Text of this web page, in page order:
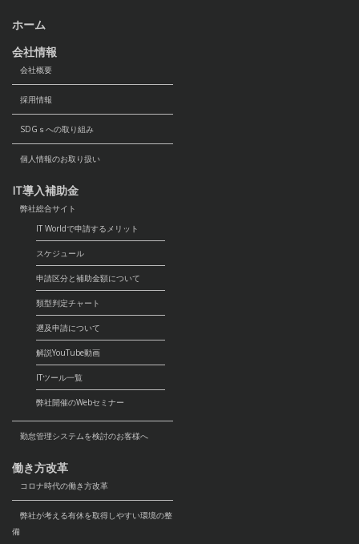
ホーム
会社情報
会社概要
採用情報
SDGｓへの取り組み
個人情報のお取り扱い
IT導入補助金
弊社総合サイト
IT Worldで申請するメリット
スケジュール
申請区分と補助金額について
類型判定チャート
遡及申請について
解説YouTube動画
ITツール一覧
弊社開催のWebセミナー
勤怠管理システムを検討のお客様へ
働き方改革
コロナ時代の働き方改革
弊社が考える有休を取得しやすい環境の整
備